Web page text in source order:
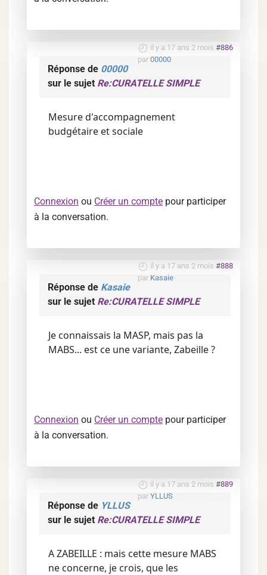
il y a 17 ans 2 mois #886
par 00000
Réponse de 00000
sur le sujet Re:CURATELLE SIMPLE
Mesure d'accompagnement
budgétaire et sociale
Connexion ou Créer un compte pour participer
à la conversation.
il y a 17 ans 2 mois #888
par Kasaie
Réponse de Kasaie
sur le sujet Re:CURATELLE SIMPLE
Je connaissais la MASP, mais pas la
MABS... est ce une variante, Zabeille ?
Connexion ou Créer un compte pour participer
à la conversation.
il y a 17 ans 2 mois #889
par YLLUS
Réponse de YLLUS
sur le sujet Re:CURATELLE SIMPLE
A ZABEILLE : mais cette mesure MABS
ne concerne, je crois, que les